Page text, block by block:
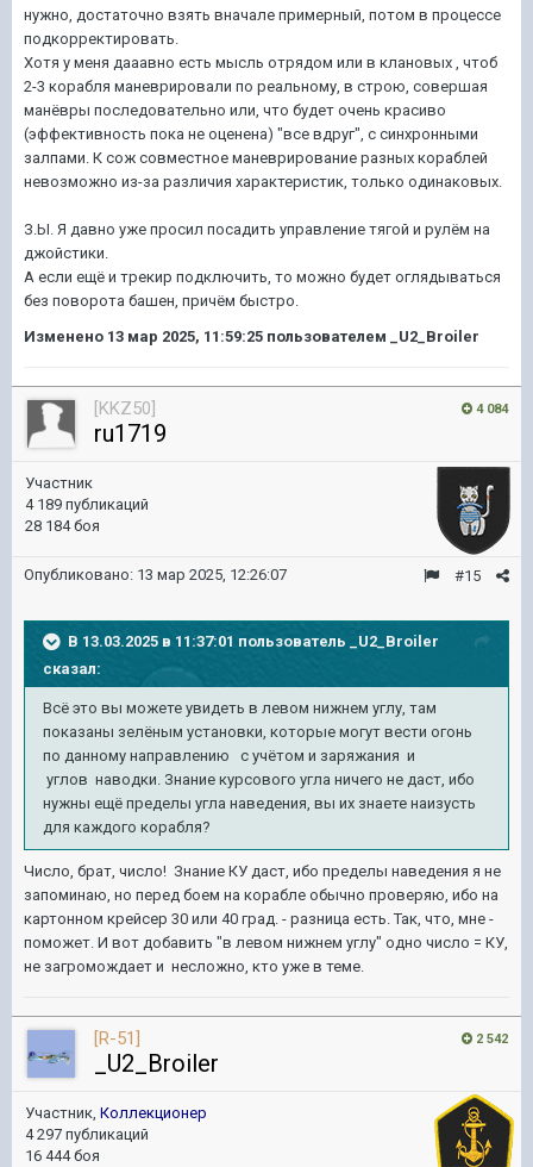
нужно, достаточно взять вначале примерный, потом в процессе
подкорректировать.
Хотя у меня дааавно есть мысль отрядом или в клановых , чтоб
2-3 корабля маневрировали по реальному, в строю, совершая
манёвры последовательно или, что будет очень красиво
(эффективность пока не оценена) "все вдруг", с синхронными
залпами. К сож совместное маневрирование разных кораблей
невозможно из-за различия характеристик, только одинаковых.
З.Ы. Я давно уже просил посадить управление тягой и рулём на
джойстики.
А если ещё и трекир подключить, то можно будет оглядываться
без поворота башен, причём быстро.
Изменено 13 мар 2025, 11:59:25 пользователем _U2_Broiler
4 084
[KKZ50]
ru1719
Участник
4 189 публикаций
28 184 боя
#15
Опубликовано: 13 мар 2025, 12:26:07
В 13.03.2025 в 11:37:01 пользователь
_U2_Broiler
сказал:
Всё это вы можете увидеть в левом нижнем углу, там
показаны зелёным установки, которые могут вести огонь
по данному направлению с учётом и заряжания и
углов наводки. Знание курсового угла ничего не даст, ибо
нужны ещё пределы угла наведения, вы их знаете наизусть
для каждого корабля?
Число, брат, число! Знание КУ даст, ибо пределы наведения я не
запоминаю, но перед боем на корабле обычно проверяю, ибо на
картонном крейсер 30 или 40 град. - разница есть. Так, что, мне -
поможет. И вот добавить "в левом нижнем углу" одно число = КУ,
не загромождает и несложно, кто уже в теме.
2 542
[R-51]
_U2_Broiler
Участник, Коллекционер
4 297 публикаций
16 444 боя